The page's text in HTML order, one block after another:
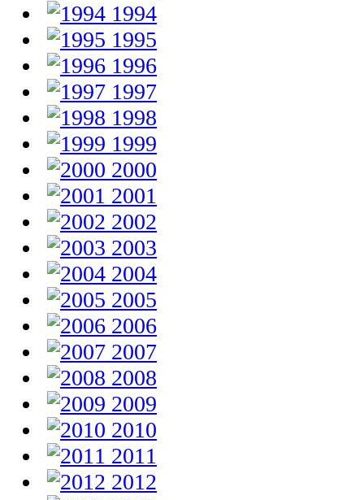
1994
1995
1996
1997
1998
1999
2000
2001
2002
2003
2004
2005
2006
2007
2008
2009
2010
2011
2012